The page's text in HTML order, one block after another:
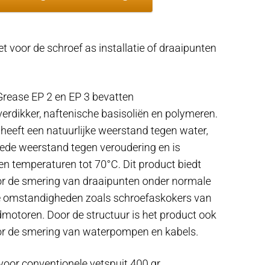
voor de schroef as installatie of draaipunten
EP 2 en EP 3 bevatten
naftenische basisoliën en polymeren.
een natuurlijke weerstand tegen water,
weerstand tegen veroudering en is
temperaturen tot 70°C. Dit product biedt
de smering van draaipunten onder normale
omstandigheden zoals schroefaskokers van
Door de structuur is het product ook
de smering van waterpompen en kabels.